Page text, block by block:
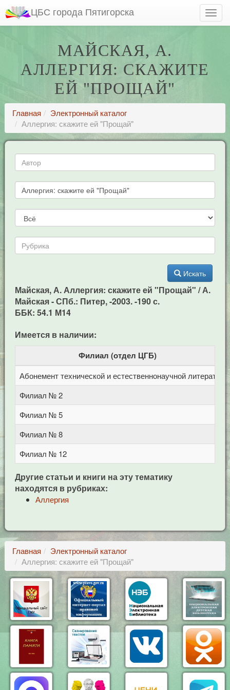
ЦБС города Пятигорска
МАЙСКАЯ, А.
АЛЛЕРГИЯ: СКАЖИТЕ
ЕЙ "ПРОЩАЙ"
Главная
Электронный каталог
Аллергия: скажите ей "Прощай"
Искать
Майская, А. Аллергия: скажите ей "Прощай" / А.
Майская - СПб.: Питер, -2003. -190 с.
ББК: 54.1 М14
Имеется в наличии:
Филиал (отдел ЦГБ)
Абонемент технической и естественнонаучной литерат
Филиал № 2
Филиал № 5
Филиал № 8
Филиал № 12
Другие статьи и книги на эту тематику
находятся в рубриках:
Аллергия
Главная
Электронный каталог
Аллергия: скажите ей "Прощай"